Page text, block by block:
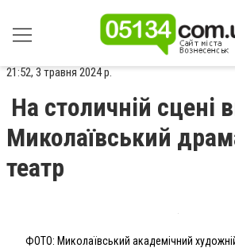
21:52, 3 травня 2024 р.
На столичній сцені
Миколаївський
театр
ФОТО: Миколаївський академічний